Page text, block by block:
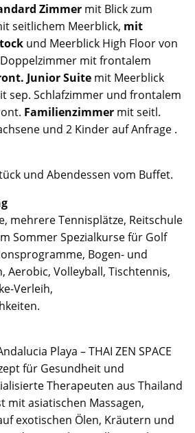
Zimmer mit Blick zum
seitlichem Meerblick, mit
und Meerblick High Floor von
mit frontalem
Junior Suite mit Meerblick
sep. Schlafzimmer und frontalem
Familienzimmer mit seitl.
und 2 Kinder auf Anfrage .
und Abendessen vom Buffet.
mehrere Tennisplätze, Reitschule
Sommer Spezialkurse für Golf
Bogen- und
Aerobic, Volleyball, Tischtennis,
Verleih,
Playa – THAI ZEN SPACE
für Gesundheit und
Therapeuten aus Thailand
mit asiatischen Massagen,
exotischen Ölen, Kräutern und